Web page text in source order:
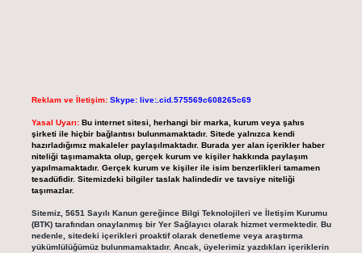
Reklam ve İletişim: Skype: live:.cid.575569c608265c69
Yasal Uyarı: Bu internet sitesi, herhangi bir marka, kurum veya şahıs
şirketi ile hiçbir bağlantısı bulunmamaktadır. Sitede yalnızca kendi
hazırladığımız makaleler paylaşılmaktadır. Burada yer alan içerikler haber
niteliği taşımamakta olup, gerçek kurum ve kişiler hakkında paylaşım
yapılmamaktadır. Gerçek kurum ve kişiler ile isim benzerlikleri tamamen
tesadüfidir. Sitemizdeki bilgiler taslak halindedir ve tavsiye niteliği
taşımazlar.
Sitemiz, 5651 Sayılı Kanun gereğince Bilgi Teknolojileri ve İletişim Kurumu
(BTK) tarafından onaylanmış bir Yer Sağlayıcı olarak hizmet vermektedir. Bu
nedenle, sitedeki içerikleri proaktif olarak denetleme veya araştırma
yükümlülüğümüz bulunmamaktadır. Ancak, üyelerimiz yazdıkları içeriklerin